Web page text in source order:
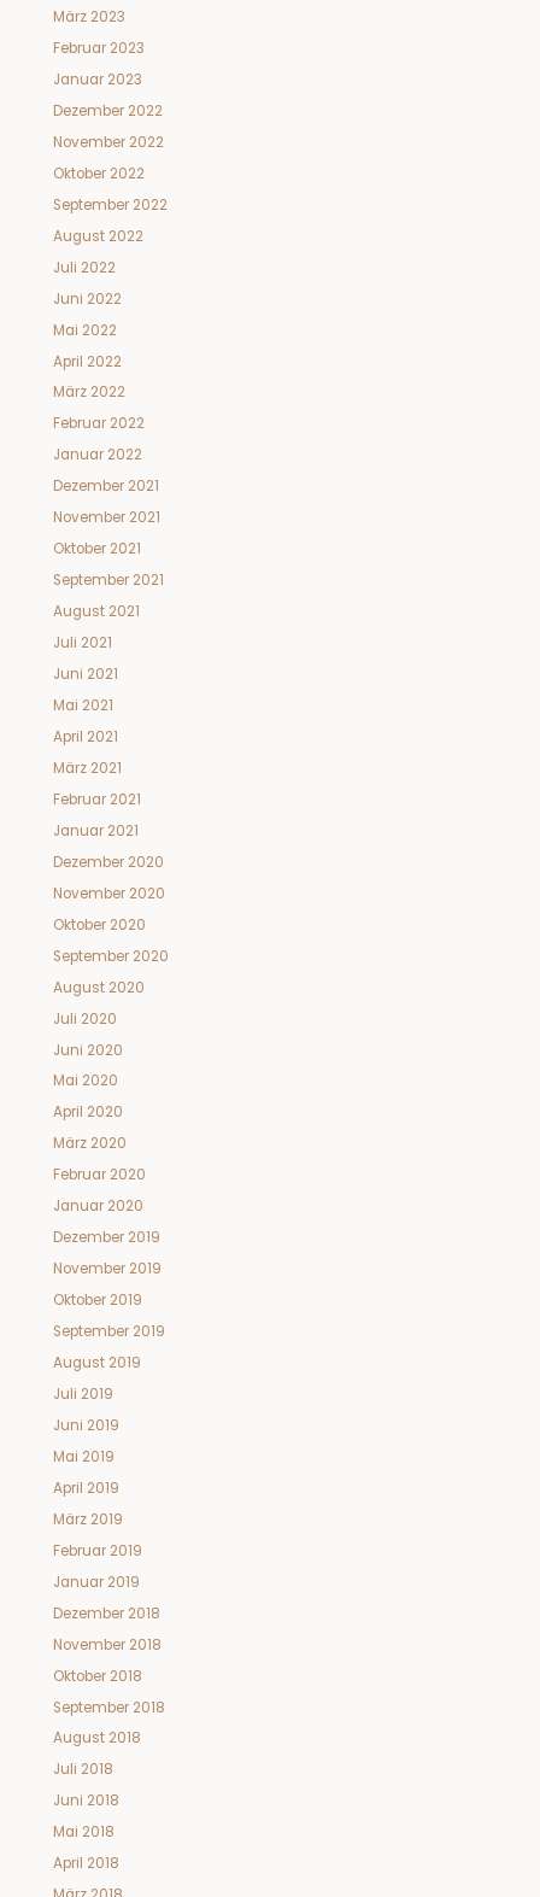
März 2023
Februar 2023
Januar 2023
Dezember 2022
November 2022
Oktober 2022
September 2022
August 2022
Juli 2022
Juni 2022
Mai 2022
April 2022
März 2022
Februar 2022
Januar 2022
Dezember 2021
November 2021
Oktober 2021
September 2021
August 2021
Juli 2021
Juni 2021
Mai 2021
April 2021
März 2021
Februar 2021
Januar 2021
Dezember 2020
November 2020
Oktober 2020
September 2020
August 2020
Juli 2020
Juni 2020
Mai 2020
April 2020
März 2020
Februar 2020
Januar 2020
Dezember 2019
November 2019
Oktober 2019
September 2019
August 2019
Juli 2019
Juni 2019
Mai 2019
April 2019
März 2019
Februar 2019
Januar 2019
Dezember 2018
November 2018
Oktober 2018
September 2018
August 2018
Juli 2018
Juni 2018
Mai 2018
April 2018